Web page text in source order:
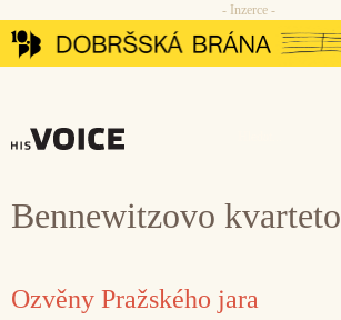
Přeskočit
na
- Inzerce -
Bennewitzovo kvarteto
Ozvěny Pražského jara